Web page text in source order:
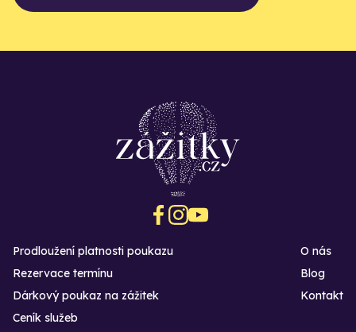
Prodloužení platnosti poukazu
Rezervace termínu
Dárkový poukaz na zážitek
O nás
Blog
Kontakt
Ceník služeb